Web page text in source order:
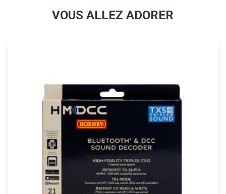
VOUS ALLEZ ADORER